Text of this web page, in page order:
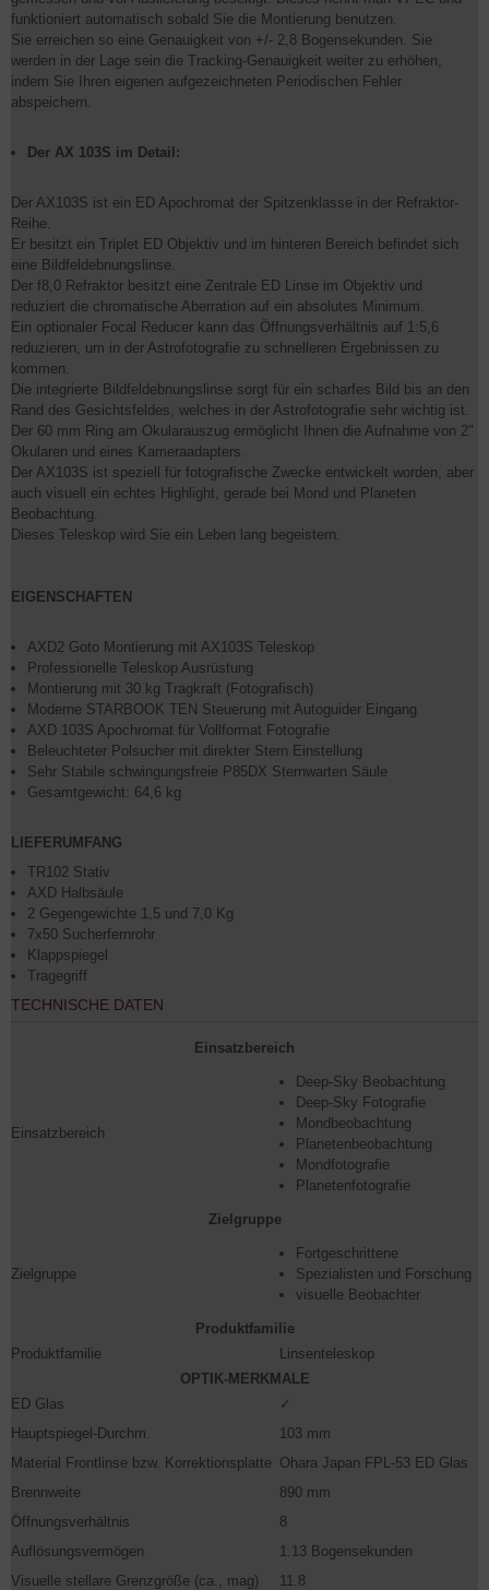
funktioniert automatisch sobald Sie die Montierung benutzen.
Sie erreichen so eine Genauigkeit von +/- 2,8 Bogensekunden. Sie
werden in der Lage sein die Tracking-Genauigkeit weiter zu erhöhen,
indem Sie Ihren eigenen aufgezeichneten Periodischen Fehler
abspeichern.
Der AX 103S im Detail:
Der AX103S ist ein ED Apochromat der Spitzenklasse in der Refraktor-
Reihe.
Er besitzt ein Triplet ED Objektiv und im hinteren Bereich befindet sich
eine Bildfeldebnungslinse.
Der f8,0 Refraktor besitzt eine Zentrale ED Linse im Objektiv und
reduziert die chromatische Aberration auf ein absolutes Minimum.
Ein optionaler Focal Reducer kann das Öffnungsverhältnis auf 1:5,6
reduzieren, um in der Astrofotografie zu schnelleren Ergebnissen zu
kommen.
Die integrierte Bildfeldebnungslinse sorgt für ein scharfes Bild bis an den
Rand des Gesichtsfeldes, welches in der Astrofotografie sehr wichtig ist.
Der 60 mm Ring am Okularauszug ermöglicht Ihnen die Aufnahme von 2"
Okularen und eines Kameraadapters.
Der AX103S ist speziell für fotografische Zwecke entwickelt worden, aber
auch visuell ein echtes Highlight, gerade bei Mond und Planeten
Beobachtung.
Dieses Teleskop wird Sie ein Leben lang begeistern.
EIGENSCHAFTEN
AXD2 Goto Montierung mit AX103S Teleskop
Professionelle Teleskop Ausrüstung
Montierung mit 30 kg Tragkraft (Fotografisch)
Moderne STARBOOK TEN Steuerung mit Autoguider Eingang
AXD 103S Apochromat für Vollformat Fotografie
Beleuchteter Polsucher mit direkter Stern Einstellung
Sehr Stabile schwingungsfreie P85DX Sternwarten Säule
Gesamtgewicht: 64,6 kg
LIEFERUMFANG
TR102 Stativ
AXD Halbsäule
2 Gegengewichte 1,5 und 7,0 Kg
7x50 Sucherfernrohr
Klappspiegel
Tragegriff
TECHNISCHE DATEN
Einsatzbereich
Einsatzbereich
Deep-Sky Beobachtung
Deep-Sky Fotografie
Mondbeobachtung
Planetenbeobachtung
Mondfotografie
Planetenfotografie
Zielgruppe
Zielgruppe
Fortgeschrittene
Spezialisten und Forschung
visuelle Beobachter
Produktfamilie
Produktfamilie
Linsenteleskop
OPTIK-MERKMALE
ED Glas
✓
Hauptspiegel-Durchm.
103 mm
Material Frontlinse bzw. Korrektionsplatte Ohara Japan FPL-53 ED Glas
Brennweite
890 mm
Öffnungsverhältnis
8
Auflösungsvermögen
1.13 Bogensekunden
Visuelle stellare Grenzgröße (ca., mag)
11.8